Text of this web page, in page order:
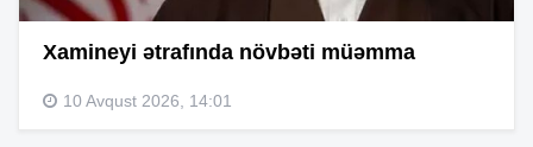
Xamineyi ətrafında növbəti müəmma
10 Avqust 2026, 14:01